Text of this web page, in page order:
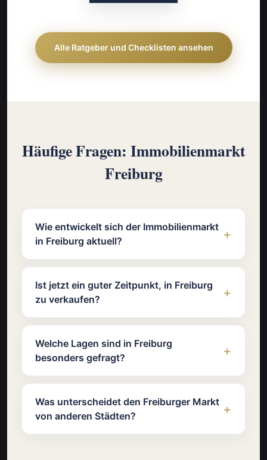
Alle Ratgeber und Checklisten ansehen
Häufige Fragen: Immobilienmarkt
Freiburg
Wie entwickelt sich der Immobilienmarkt
in Freiburg aktuell?
Ist jetzt ein guter Zeitpunkt, in Freiburg
zu verkaufen?
Welche Lagen sind in Freiburg
besonders gefragt?
Was unterscheidet den Freiburger Markt
von anderen Städten?